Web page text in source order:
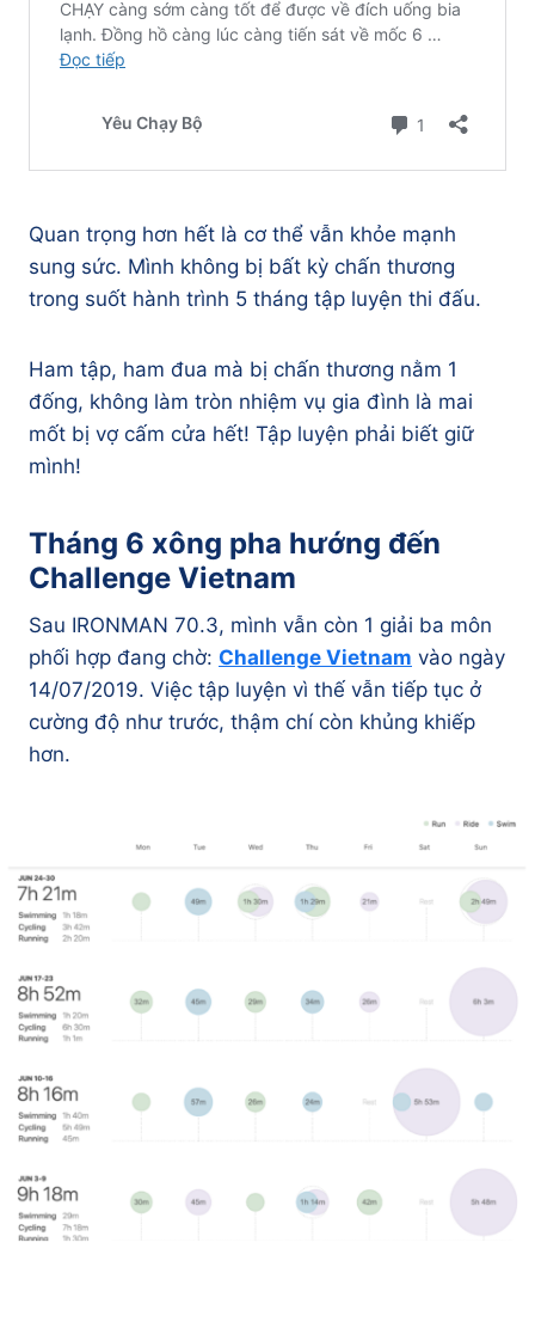
Quan trọng hơn hết là cơ thể vẫn khỏe mạnh
sung sức. Mình không bị bất kỳ chấn thương
trong suốt hành trình 5 tháng tập luyện thi đấu.
Ham tập, ham đua mà bị chấn thương nằm 1
đống, không làm tròn nhiệm vụ gia đình là mai
mốt bị vợ cấm cửa hết! Tập luyện phải biết giữ
mình!
Tháng 6 xông pha hướng đến
Challenge Vietnam
Sau IRONMAN 70.3, mình vẫn còn 1 giải ba môn
phối hợp đang chờ: Challenge Vietnam vào ngày
14/07/2019. Việc tập luyện vì thế vẫn tiếp tục ở
cường độ như trước, thậm chí còn khủng khiếp
hơn.